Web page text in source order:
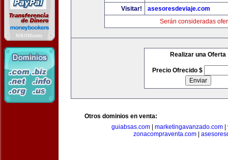
Visitar!
asesoresdeviaje.com
Serán consideradas
Realizar una Oferta
Precio Ofrecido $
Otros dominios en venta:
guiabsas.com
marketingavanzado.com
zonacompraventa.com|